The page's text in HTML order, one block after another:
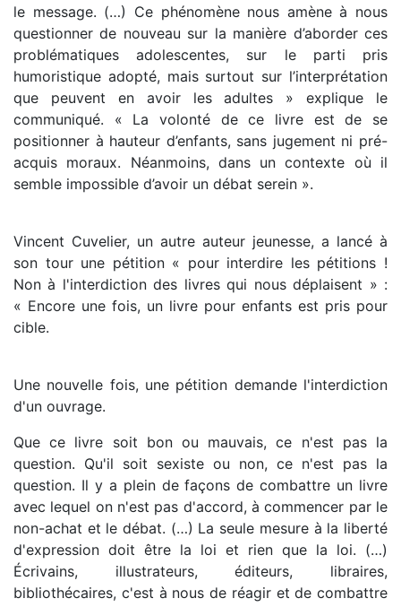
le message. (…) Ce phénomène nous amène à nous
questionner de nouveau sur la manière d’aborder ces
problématiques adolescentes, sur le parti pris
humoristique adopté, mais surtout sur l’interprétation
que peuvent en avoir les adultes » explique le
communiqué. « La volonté de ce livre est de se
positionner à hauteur d’enfants, sans jugement ni pré-
acquis moraux. Néanmoins, dans un contexte où il
semble impossible d’avoir un débat serein ».
Vincent Cuvelier, un autre auteur jeunesse, a lancé à
son tour une pétition « pour interdire les pétitions !
Non à l'interdiction des livres qui nous déplaisent » :
« Encore une fois, un livre pour enfants est pris pour
cible.
Une nouvelle fois, une pétition demande l'interdiction
d'un ouvrage.
Que ce livre soit bon ou mauvais, ce n'est pas la
question. Qu'il soit sexiste ou non, ce n'est pas la
question. Il y a plein de façons de combattre un livre
avec lequel on n'est pas d'accord, à commencer par le
non-achat et le débat. (…) La seule mesure à la liberté
d'expression doit être la loi et rien que la loi. (…)
Écrivains, illustrateurs, éditeurs, libraires,
bibliothécaires, c'est à nous de réagir et de combattre